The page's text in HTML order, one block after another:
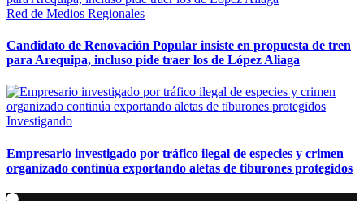
Red de Medios Regionales
Candidato de Renovación Popular insiste en propuesta de tren
para Arequipa, incluso pide traer los de López Aliaga
Investigando
Empresario investigado por tráfico ilegal de especies y crimen
organizado continúa exportando aletas de tiburones protegidos